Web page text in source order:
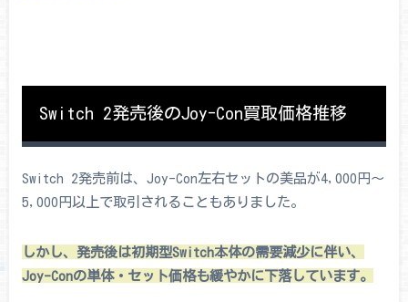
Switch 2発売後のJoy-Con買取価格推移
Switch 2発売前は、Joy-Con左右セットの美品が4,000円〜
5,000円以上で取引されることもありました。
しかし、発売後は初期型Switch本体の需要減少に伴い、
Joy-Conの単体・セット価格も緩やかに下落しています。